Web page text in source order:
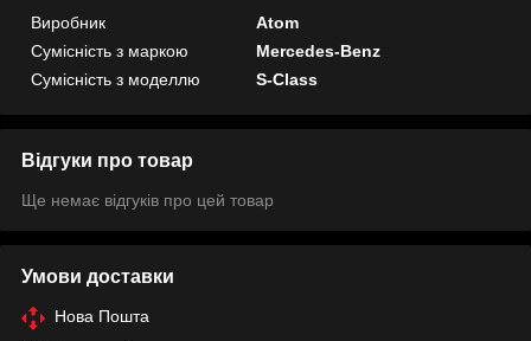
Виробник
Atom
Сумісність з маркою
Mercedes-Benz
Сумісність з моделлю
S-Class
Відгуки про товар
Ще немає відгуків про цей товар
Умови доставки
Нова Пошта